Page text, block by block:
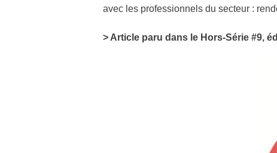
avec les professionnels du secteur :
> Article paru dans le Hors-Série #9,